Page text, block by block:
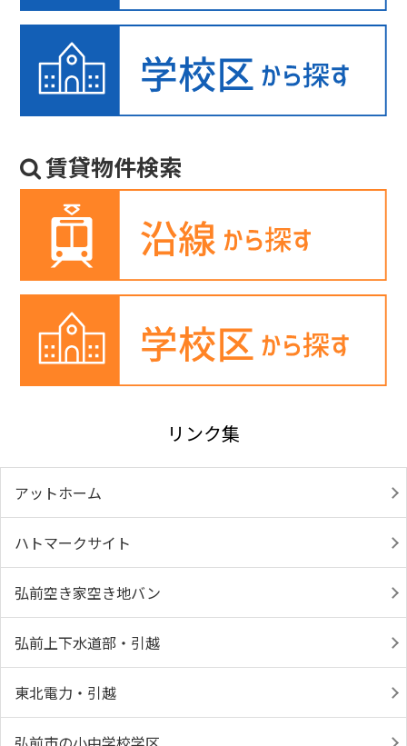
賃貸物件検索
リンク集
アットホーム
ハトマークサイト
弘前空き家空き地バン
弘前上下水道部・引越
東北電力・引越